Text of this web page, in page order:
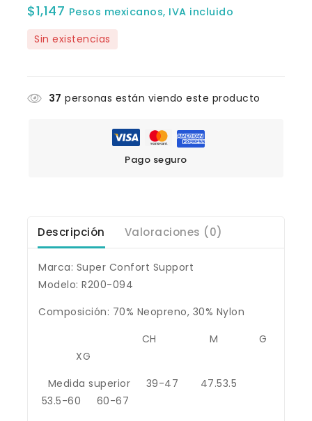
$1,147 Pesos mexicanos, IVA incluido
Sin existencias
37 personas están viendo este producto
Pago seguro
Descripción Valoraciones (0)
Marca: Super Confort Support
Modelo: R200-094
Composición: 70% Neopreno, 30% Nylon
CH M G
XG
Medida superior 39-47 47.53.5
53.5-60 60-67